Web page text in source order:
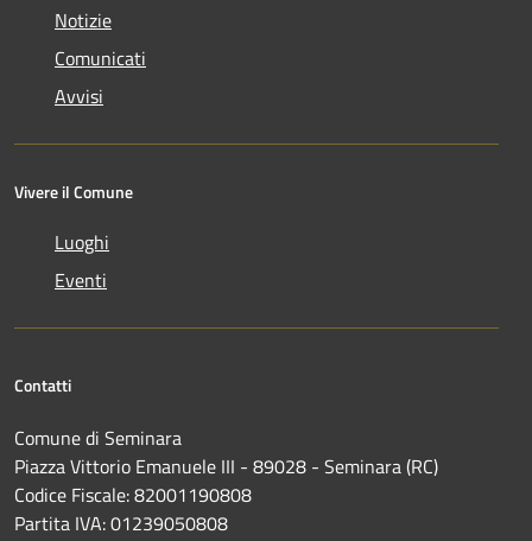
Notizie
Comunicati
Avvisi
Vivere il Comune
Luoghi
Eventi
Contatti
Comune di Seminara
Piazza Vittorio Emanuele III - 89028 - Seminara (RC)
Codice Fiscale: 82001190808
Partita IVA: 01239050808